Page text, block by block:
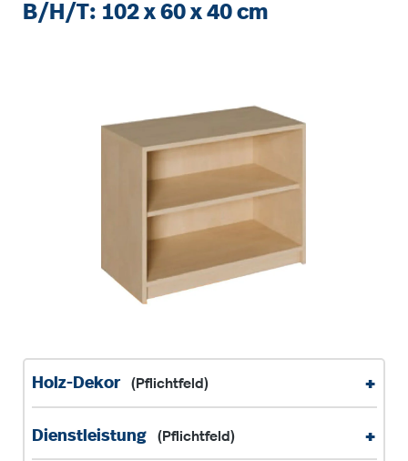
B/H/T: 102 x 60 x 40 cm
Holz-Dekor (Pflichtfeld) +
Dienstleistung (Pflichtfeld) +